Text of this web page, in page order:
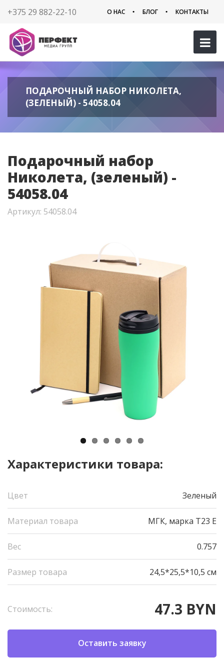
+375 29 882-22-10 О НАС БЛОГ КОНТАКТЫ
ПОДАРОЧНЫЙ НАБОР НИКОЛЕТА,
(ЗЕЛЕНЫЙ) - 54058.04
Подарочный набор
Николета, (зеленый) -
54058.04
Артикул: 54058.04
Характеристики товара:
Цвет Зеленый
Материал товара МГК, марка Т23 Е
Вес 0.757
Размер товара 24,5*25,5*10,5 см
Стоимость: 47.3 BYN
Оставить заявку